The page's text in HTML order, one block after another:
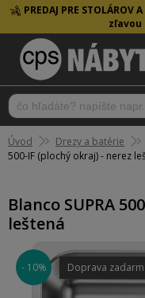
PREDAJ PRE STOLÁROV
zľavou
Úvod Drezy a batérie
500-IF (plochý okraj) - nerez
Blanco SUPRA
leštená
- 10% Doprava